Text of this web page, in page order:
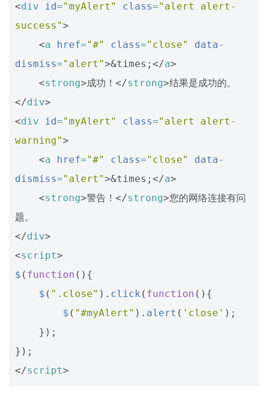
<div id="myAlert" class="alert alert-
success">
<a href="#" class="close"
data-
dismiss="alert">&times; </a>
<strong>成功！ </strong>
</div>
<div id="myAlert" class="alert alert-
warning">
<a href="#" class="close"
data-
dismiss="alert">&times; </a>
<strong>警告！ </strong>您的网络连接有问
</div>
<script>
$ ( function (){
$ ( ".close" ). click ( function (){
$ ( "#myAlert" ). alert ( 'close' );
});
});
</script>